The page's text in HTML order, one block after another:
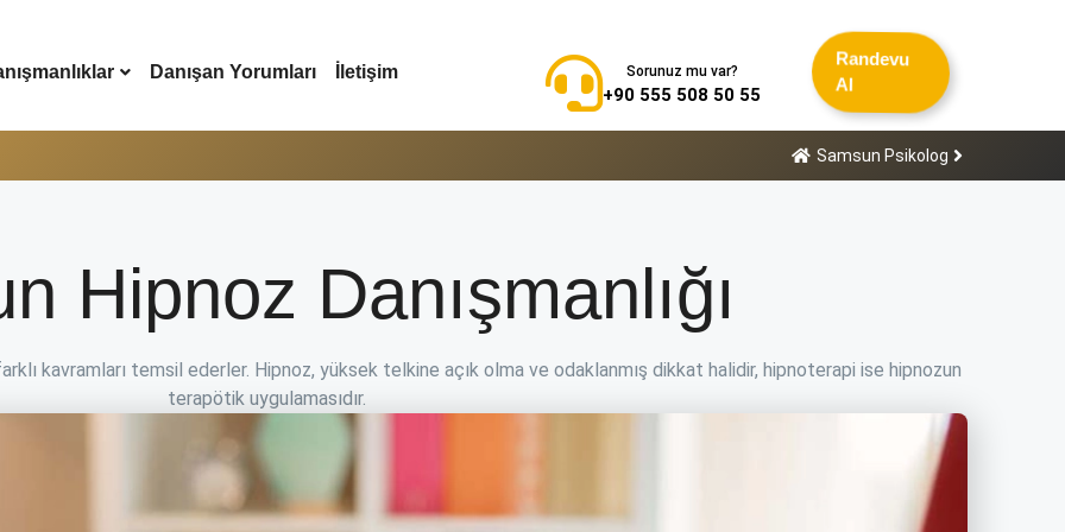
Danışan Yorumları İletişim Sorunuz mu var?
+90 555 508 50 55
Randevu
Al
Samsun Psikolog
Hipnoz Danışmanlığı
kavramları temsil ederler. Hipnoz, yüksek telkine açık olma ve odaklanmış dikkat halidir, hipnoterapi ise hipnozun
terapötik uygulamasıdır.